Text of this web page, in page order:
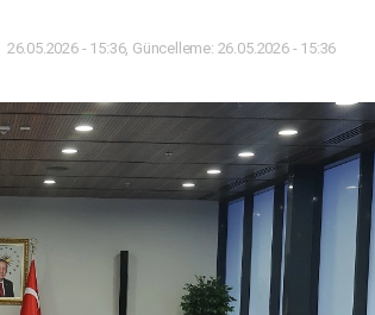
26.05.2026 - 15:36, Güncelleme: 26.05.2026 - 15:36